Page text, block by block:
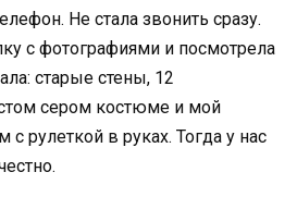
Не стала звонить сразу.
с фотографиями и посмотрела
старые стены, 12
сером костюме и мой
рулеткой в руках. Тогда у нас